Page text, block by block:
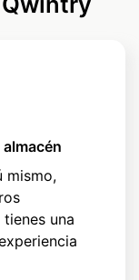
mismo,
una